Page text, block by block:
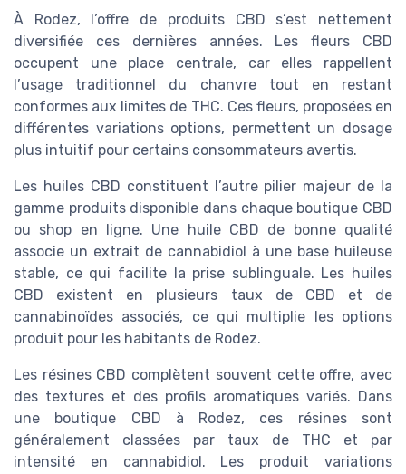
À Rodez, l’offre de produits CBD s’est nettement
diversifiée ces dernières années. Les fleurs CBD
occupent une place centrale, car elles rappellent
l’usage traditionnel du chanvre tout en restant
conformes aux limites de THC. Ces fleurs, proposées en
différentes variations options, permettent un dosage
plus intuitif pour certains consommateurs avertis.
Les huiles CBD constituent l’autre pilier majeur de la
gamme produits disponible dans chaque boutique CBD
ou shop en ligne. Une huile CBD de bonne qualité
associe un extrait de cannabidiol à une base huileuse
stable, ce qui facilite la prise sublinguale. Les huiles
CBD existent en plusieurs taux de CBD et de
cannabinoïdes associés, ce qui multiplie les options
produit pour les habitants de Rodez.
Les résines CBD complètent souvent cette offre, avec
des textures et des profils aromatiques variés. Dans
une boutique CBD à Rodez, ces résines sont
généralement classées par taux de THC et par
intensité en cannabidiol. Les produit variations